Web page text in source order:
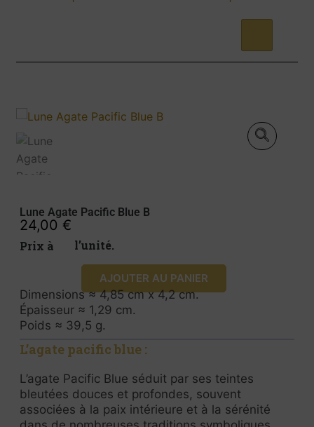
Lune Agate Pacific Blue B
24,00 €
Prix à l’unité.
AJOUTER AU PANIER
Dimensions ≈ 4,85 cm x 4,2 cm.
Épaisseur ≈ 1,29 cm.
Poids ≈ 39,5 g.
L’agate pacific blue :
L’agate Pacific Blue séduit par ses teintes
bleutées douces et profondes, souvent
associées à la paix intérieure et à la sérénité